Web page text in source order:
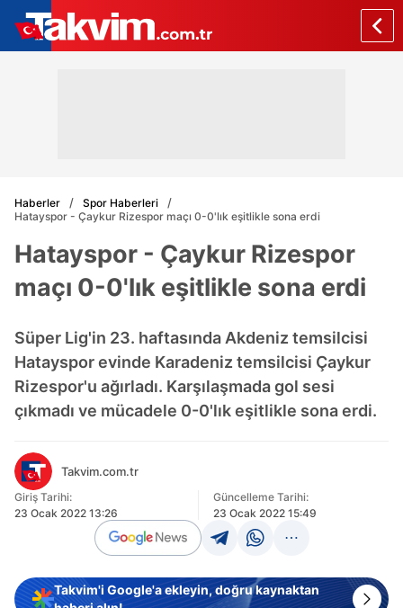
Haberler
Spor Haberleri
Hatayspor - Çaykur Rizespor maçı 0-0'lık eşitlikle sona erdi
Hatayspor - Çaykur Rizespor
maçı 0-0'lık eşitlikle sona erdi
Süper Lig'in 23. haftasında Akdeniz temsilcisi
Hatayspor evinde Karadeniz temsilcisi Çaykur
Rizespor'u ağırladı. Karşılaşmada gol sesi
çıkmadı ve mücadele 0-0'lık eşitlikle sona erdi.
Takvim.com.tr
Giriş Tarihi:
23 Ocak 2022 13:26
Güncelleme Tarihi:
23 Ocak 2022 15:49
Takvim'i Google'a ekleyin, doğru kaynaktan